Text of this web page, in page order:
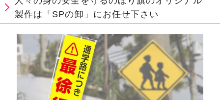
製作は「SPの卸」にお任せ下さい